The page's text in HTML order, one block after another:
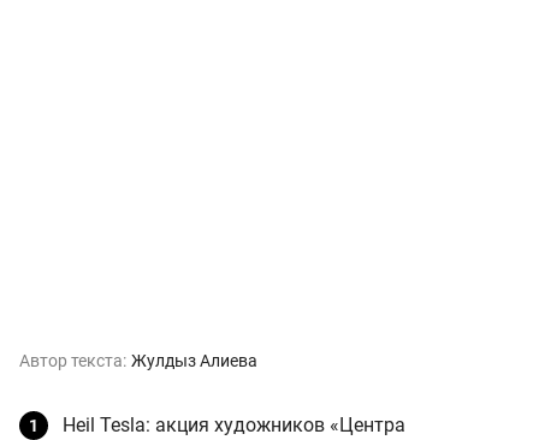
Автор текста: Жулдыз Алиева
Heil Tesla: акция художников «Центра